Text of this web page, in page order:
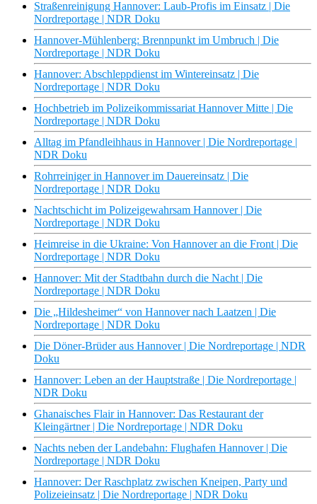
Straßenreinigung Hannover: Laub-Profis im Einsatz | Die
Nordreportage | NDR Doku
Hannover-Mühlenberg: Brennpunkt im Umbruch | Die
Nordreportage | NDR Doku
Hannover: Abschleppdienst im Wintereinsatz | Die
Nordreportage | NDR Doku
Hochbetrieb im Polizeikommissariat Hannover Mitte | Die
Nordreportage | NDR Doku
Alltag im Pfandleihhaus in Hannover | Die Nordreportage |
NDR Doku
Rohrreiniger in Hannover im Dauereinsatz | Die
Nordreportage | NDR Doku
Nachtschicht im Polizeigewahrsam Hannover | Die
Nordreportage | NDR Doku
Heimreise in die Ukraine: Von Hannover an die Front | Die
Nordreportage | NDR Doku
Hannover: Mit der Stadtbahn durch die Nacht | Die
Nordreportage | NDR Doku
Die „Hildesheimer“ von Hannover nach Laatzen | Die
Nordreportage | NDR Doku
Die Döner-Brüder aus Hannover | Die Nordreportage | NDR
Doku
Hannover: Leben an der Hauptstraße | Die Nordreportage |
NDR Doku
Ghanaisches Flair in Hannover: Das Restaurant der
Kleingärtner | Die Nordreportage | NDR Doku
Nachts neben der Landebahn: Flughafen Hannover | Die
Nordreportage | NDR Doku
Hannover: Der Raschplatz zwischen Kneipen, Party und
Polizeieinsatz | Die Nordreportage | NDR Doku